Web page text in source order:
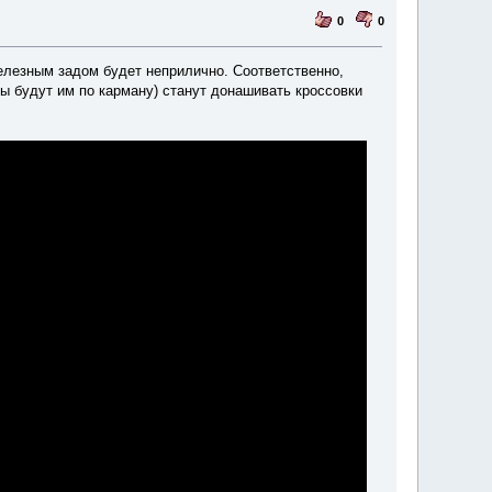
0 0
задом будет неприлично. Соответственно,
им по карману) станут донашивать кроссовки